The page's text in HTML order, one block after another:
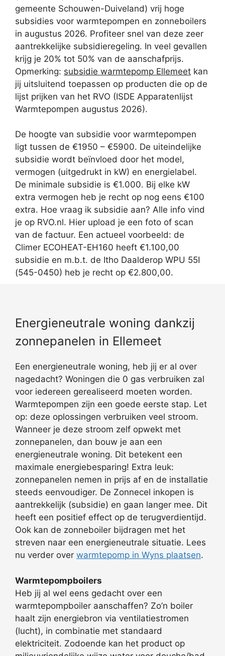
gemeente Schouwen-Duiveland) vrij hoge
subsidies voor warmtepompen en zonneboilers
in augustus 2026. Profiteer snel van deze zeer
aantrekkelijke subsidieregeling. In veel gevallen
krijg je 20% tot 50% van de aanschafprijs.
Opmerking: subsidie warmtepomp Ellemeet kan
jij uitsluitend toepassen op producten die op de
lijst prijken van het RVO (ISDE Apparatenlijst
Warmtepompen augustus 2026).
De hoogte van subsidie voor warmtepompen
ligt tussen de €1950 – €5900. De uiteindelijke
subsidie wordt beïnvloed door het model,
vermogen (uitgedrukt in kW) en energielabel.
De minimale subsidie is €1.000. Bij elke kW
extra vermogen heb je recht op nog eens €100
extra. Hoe vraag ik subsidie aan? Alle info vind
je op RVO.nl. Hier upload je een foto of scan
van de factuur. Een actueel voorbeeld: de
Climer ECOHEAT-EH160 heeft €1.100,00
subsidie en m.b.t. de Itho Daalderop WPU 55I
(545-0450) heb je recht op €2.800,00.
Energieneutrale woning dankzij
zonnepanelen in Ellemeet
Een energieneutrale woning, heb jij er al over
nagedacht? Woningen die 0 gas verbruiken zal
voor iedereen gerealiseerd moeten worden.
Warmtepompen zijn een goede eerste stap. Let
op: deze oplossingen verbruiken veel stroom.
Wanneer je deze stroom zelf opwekt met
zonnepanelen, dan bouw je aan een
energieneutrale woning. Dit betekent een
maximale energiebesparing! Extra leuk:
zonnepanelen nemen in prijs af en de installatie
steeds eenvoudiger. De Zonnecel inkopen is
aantrekkelijk (subsidie) en gaan langer mee. Dit
heeft een positief effect op de terugverdientijd.
Ook kan de zonneboiler bijdragen met het
streven naar een energieneutrale situatie. Lees
nu verder over warmtepomp in Wyns plaatsen.
Warmtepompboilers
Heb jij al wel eens gedacht over een
warmtepompboiler aanschaffen? Zo’n boiler
haalt zijn energiebron via ventilatiestromen
(lucht), in combinatie met standaard
elektriciteit. Zodoende kan het product op